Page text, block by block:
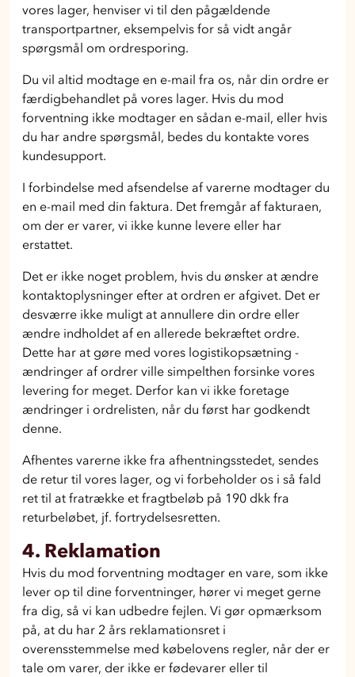
vores lager, henviser vi til den pågældende
transportpartner, eksempelvis for så vidt angår
spørgsmål om ordresporing.
Du vil altid modtage en e-mail fra os, når din ordre er
færdigbehandlet på vores lager. Hvis du mod
forventning ikke modtager en sådan e-mail, eller hvis
du har andre spørgsmål, bedes du kontakte vores
kundesupport.
I forbindelse med afsendelse af varerne modtager du
en e-mail med din faktura. Det fremgår af fakturaen,
om der er varer, vi ikke kunne levere eller har
erstattet.
Det er ikke noget problem, hvis du ønsker at ændre
kontaktoplysninger efter at ordren er afgivet. Det er
desværre ikke muligt at annullere din ordre eller
ændre indholdet af en allerede bekræftet ordre.
Dette har at gøre med vores logistikopsætning -
ændringer af ordrer ville simpelthen forsinke vores
levering for meget. Derfor kan vi ikke foretage
ændringer i ordrelisten, når du først har godkendt
denne.
Afhentes varerne ikke fra afhentningsstedet, sendes
de retur til vores lager, og vi forbeholder os i så fald
ret til at fratrække et fragtbeløb på 190 dkk fra
returbeløbet, jf. fortrydelsesretten.
4. Reklamation
Hvis du mod forventning modtager en vare, som ikke
lever op til dine forventninger, hører vi meget gerne
fra dig, så vi kan udbedre fejlen. Vi gør opmærksom
på, at du har 2 års reklamationsret i
overensstemmelse med købelovens regler, når der er
tale om varer, der ikke er fødevarer eller til